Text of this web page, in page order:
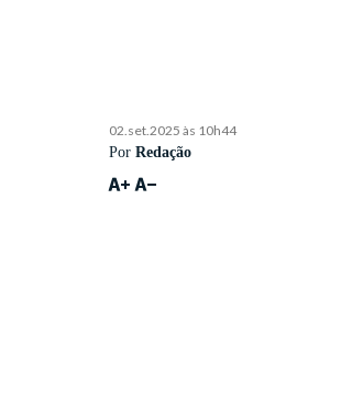
02.set.2025 às 10h44
PorRedação